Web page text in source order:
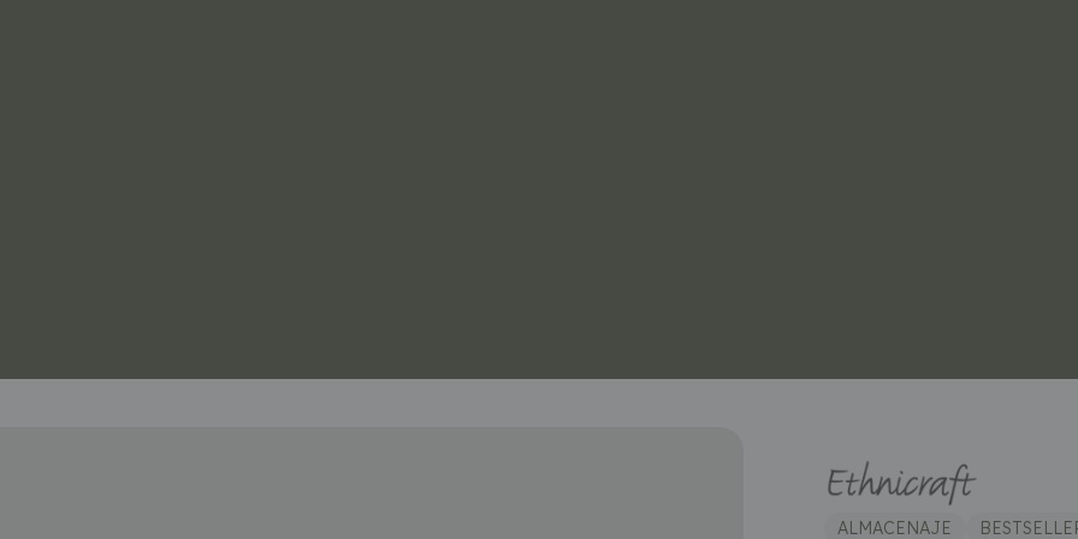
ALMACENAJE